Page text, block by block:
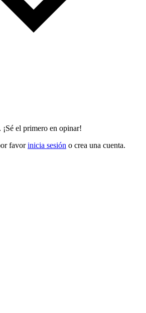
el primero en opinar!
favorinicia sesión o crea una cuenta.